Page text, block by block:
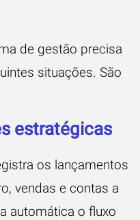
de gestão precisa
situações. São
estratégicas
os lançamentos
vendas e contas a
automática o fluxo